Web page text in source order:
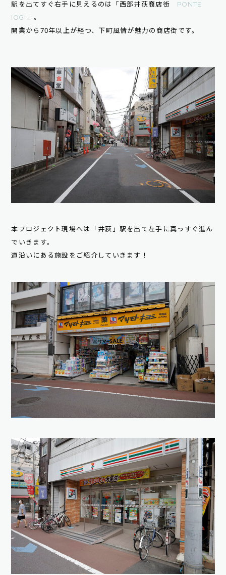
駅を出てすぐ右手に見えるのは「西部井荻商店街 PONTE
IOGI 」。
開業から70年以上が経つ、下町風情が魅力の商店街です。
本プロジェクト現場へは「井荻」駅を出て左手に真っすぐ進ん
でいきます。
道沿いにある施設をご紹介していきます！